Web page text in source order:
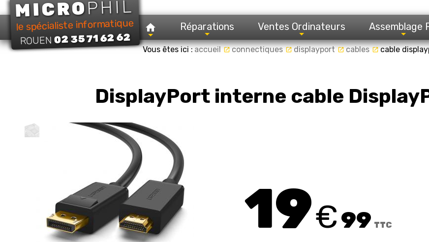
MICROPHIL
le spécialiste informatique
ROUEN 02 35 71 62 62
Réparations Ventes Ordinateurs Assemblage
Vous êtes ici :accueil launch connectiques launch displayport launch cables launch cable
DisplayPort interne cable
19€99 TTC